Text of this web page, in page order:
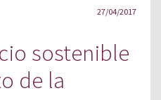
27/04/2017
sostenible
de la